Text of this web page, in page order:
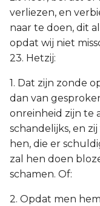
verliezen, en
naar te doen, dit
opdat wij niet
23. Hetzij:
1. Dat zijn zonde
dan van
onreinheid zijn te
schandelijks, en
hen, die er
zal hen doen
schamen. Of:
2. Opdat men